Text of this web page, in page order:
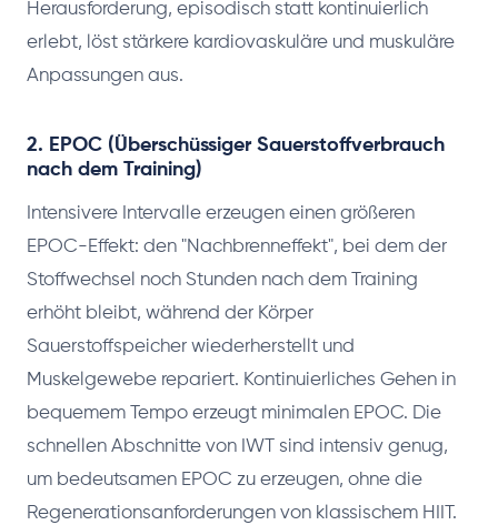
Herausforderung, episodisch statt kontinuierlich
erlebt, löst stärkere kardiovaskuläre und muskuläre
Anpassungen aus.
2. EPOC (Überschüssiger Sauerstoffverbrauch
nach dem Training)
Intensivere Intervalle erzeugen einen größeren
EPOC-Effekt: den "Nachbrenneffekt", bei dem der
Stoffwechsel noch Stunden nach dem Training
erhöht bleibt, während der Körper
Sauerstoffspeicher wiederherstellt und
Muskelgewebe repariert. Kontinuierliches Gehen in
bequemem Tempo erzeugt minimalen EPOC. Die
schnellen Abschnitte von IWT sind intensiv genug,
um bedeutsamen EPOC zu erzeugen, ohne die
Regenerationsanforderungen von klassischem HIIT.